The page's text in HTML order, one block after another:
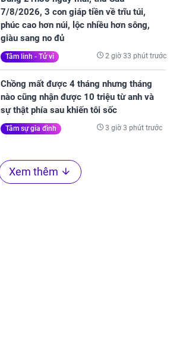
7/8/2026, 3 con giáp tiền về trĩu túi,
phúc cao hơn núi, lộc nhiều hơn sông,
giàu sang no đủ
Tâm linh - Tử vi 2 giờ 33 phút trước
Chồng mất được 4 tháng nhưng tháng
nào cũng nhận được 10 triệu từ anh và
sự thật phía sau khiến tôi sốc
Tâm sự gia đình 3 giờ 3 phút trước
Xem thêm